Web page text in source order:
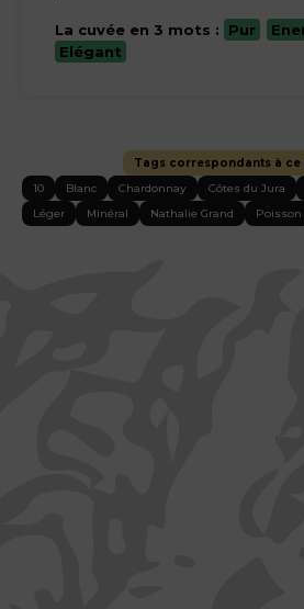
La cuvée en 3 mots : Pur
Elégant
Tags correspondants à
10
Blanc Chardonnay Côtes du Jura
Léger
Minéral Nathalie Grand Poisson